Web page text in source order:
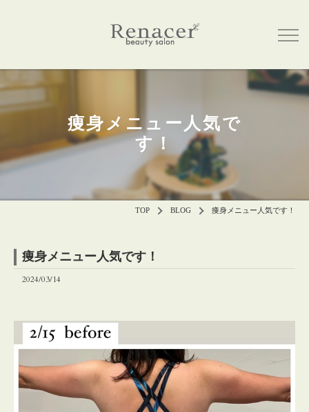
痩身メニュー人気で
す！
TOP BLOG 痩身メニュー人気です！
痩身メニュー人気です！
2024/03/14